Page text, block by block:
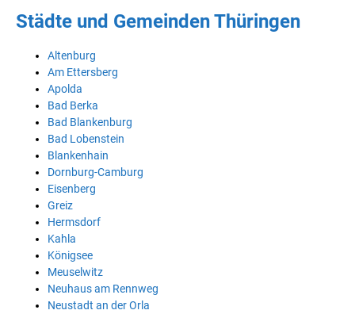
Städte und Gemeinden Thüringen
Altenburg
Am Ettersberg
Apolda
Bad Berka
Bad Blankenburg
Bad Lobenstein
Blankenhain
Dornburg-Camburg
Eisenberg
Greiz
Hermsdorf
Kahla
Königsee
Meuselwitz
Neuhaus am Rennweg
Neustadt an der Orla